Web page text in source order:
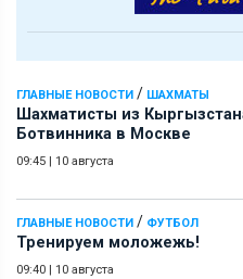
ГЛАВНЫЕ НОВОСТИ / ШАХМАТЫ
Шахматисты из
Ботвинника в Москве
09:45 | 10 августа
ГЛАВНЫЕ НОВОСТИ / ФУТБОЛ
Тренируем моложежь!
09:40 | 10 августа